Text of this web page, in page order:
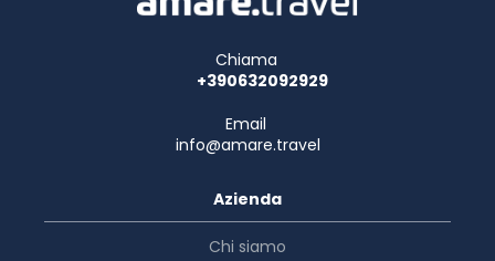
Chiama
+390632092929
Email
info@amare.travel
Azienda
Chi siamo